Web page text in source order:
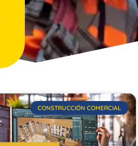
CONSTRUCCIÓN COMERCIAL